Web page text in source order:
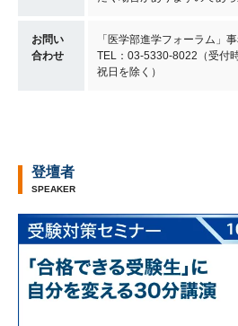
お問い
合わせ
「医学部進学フォーラム」
TEL：03-5330-8022（受付
祝日を除く）
登壇者
SPEAKER